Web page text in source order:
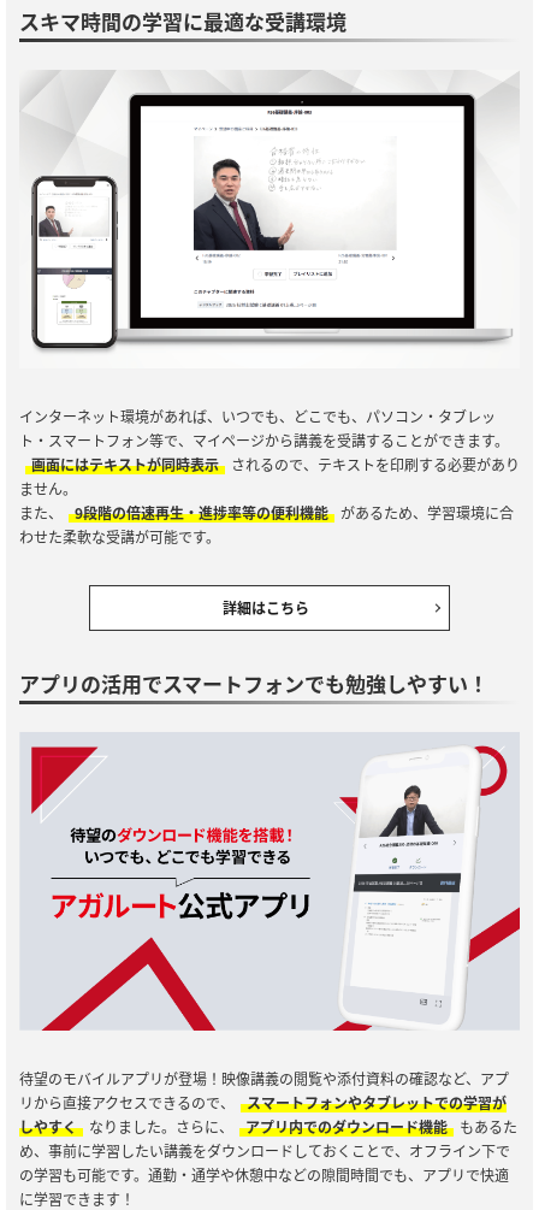
スキマ時間の学習に最適な受講環境
インターネット環境があれば、いつでも、どこでも、パソコン・タブレッ
ト・スマートフォン等で、マイページから講義を受講することができます。
画面にはテキストが同時表示
されるので、テキストを印刷する必要があり
ません。
また、
9段階の倍速再生・進捗率等の便利機能 があるため、学習環境に合
わせた柔軟な受講が可能です。
詳細はこちら
アプリの活用でスマートフォンでも勉強しやすい！
待望のモバイルアプリが登場！映像講義の閲覧や添付資料の確認など、アプ
リから直接アクセスできるので、
スマートフォンやタブレットでの学習が
しやすく
なりました。さらに、 アプリ内でのダウンロード機能
もあるた
め、事前に学習したい講義をダウンロードしておくことで、オフライン下で
の学習も可能です。通勤・通学や休憩中などの隙間時間でも、アプリで快適
に学習できます！